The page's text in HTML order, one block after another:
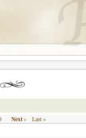
Next › Last »